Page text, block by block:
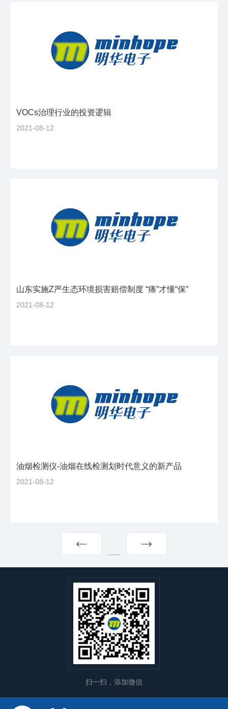
VOCs治理行业的投资逻辑
2021-08-12
山东实施Z严生态环境损害赔偿制度 “痛”才懂“保”
2021-08-12
油烟检测仪-油烟在线检测划时代意义的新产品
2021-08-12
扫一扫，添加微信